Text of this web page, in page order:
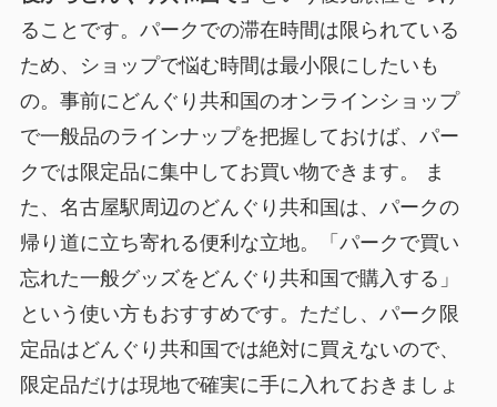
ることです。パークでの滞在時間は限られている
ため、ショップで悩む時間は最小限にしたいも
の。事前にどんぐり共和国のオンラインショップ
で一般品のラインナップを把握しておけば、パー
クでは限定品に集中してお買い物できます。 ま
た、名古屋駅周辺のどんぐり共和国は、パークの
帰り道に立ち寄れる便利な立地。「パークで買い
忘れた一般グッズをどんぐり共和国で購入する」
という使い方もおすすめです。ただし、パーク限
定品はどんぐり共和国では絶対に買えないので、
限定品だけは現地で確実に手に入れておきましょ